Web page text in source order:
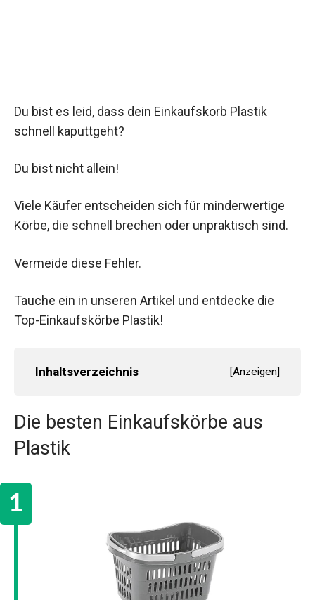
Du bist es leid, dass dein Einkaufskorb Plastik
schnell kaputtgeht?
Du bist nicht allein!
Viele Käufer entscheiden sich für minderwertige
Körbe, die schnell brechen oder unpraktisch sind.
Vermeide diese Fehler.
Tauche ein in unseren Artikel und entdecke die
Top-Einkaufskörbe Plastik!
Inhaltsverzeichnis [Anzeigen]
Die besten Einkaufskörbe aus
Plastik